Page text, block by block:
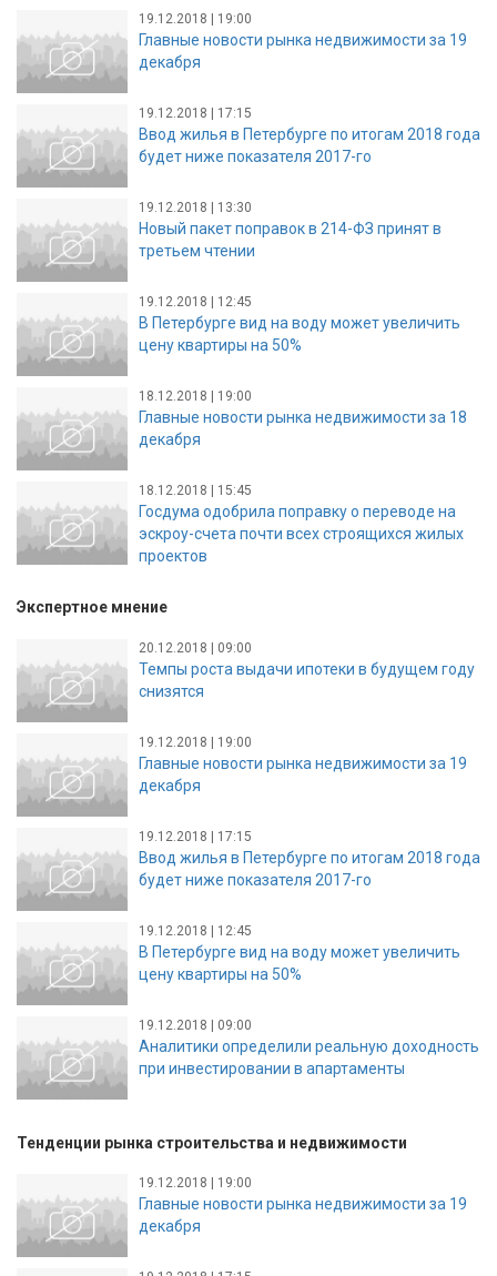
19.12.2018 | 19:00
Главные новости рынка недвижимости за 19
декабря
19.12.2018 | 17:15
Ввод жилья в Петербурге по итогам 2018 года
будет ниже показателя 2017-го
19.12.2018 | 13:30
Новый пакет поправок в 214-ФЗ принят в
третьем чтении
19.12.2018 | 12:45
В Петербурге вид на воду может увеличить
цену квартиры на 50%
18.12.2018 | 19:00
Главные новости рынка недвижимости за 18
декабря
18.12.2018 | 15:45
Госдума одобрила поправку о переводе на
эскроу-счета почти всех строящихся жилых
проектов
Экспертное мнение
20.12.2018 | 09:00
Темпы роста выдачи ипотеки в будущем году
снизятся
19.12.2018 | 19:00
Главные новости рынка недвижимости за 19
декабря
19.12.2018 | 17:15
Ввод жилья в Петербурге по итогам 2018 года
будет ниже показателя 2017-го
19.12.2018 | 12:45
В Петербурге вид на воду может увеличить
цену квартиры на 50%
19.12.2018 | 09:00
Аналитики определили реальную доходность
при инвестировании в апартаменты
Тенденции рынка строительства и недвижимости
19.12.2018 | 19:00
Главные новости рынка недвижимости за 19
декабря